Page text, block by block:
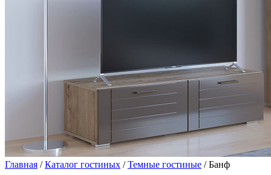
Главная /Каталог гостиных /Темные гостиные / Банф